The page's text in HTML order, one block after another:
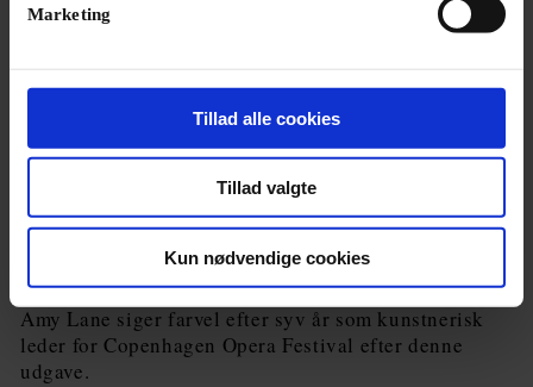
Marketing
Tillad alle cookies
Tillad valgte
Kun nødvendige cookies
Afgående kunstnerisk leder: »Copenhagen Opera
Festival er et åbent maskinrum«
Amy Lane siger farvel efter syv år som kunstnerisk
leder for Copenhagen Opera Festival efter denne
udgave.